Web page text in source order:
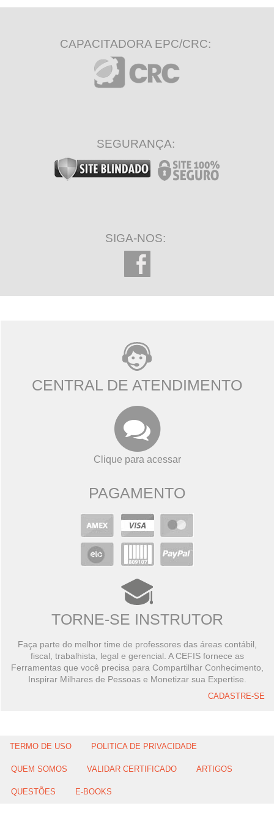
CAPACITADORA EPC/CRC:
SEGURANÇA:
SIGA-NOS:
CENTRAL DE ATENDIMENTO
Clique para acessar
PAGAMENTO
TORNE-SE INSTRUTOR
Faça parte do melhor time de professores das áreas contábil,
fiscal, trabalhista, legal e gerencial. A CEFIS fornece as
Ferramentas que você precisa para Compartilhar Conhecimento,
Inspirar Milhares de Pessoas e Monetizar sua Expertise.
CADASTRE-SE
TERMO DE USO POLITICA DE PRIVACIDADE
QUEM SOMOS VALIDAR CERTIFICADO ARTIGOS
QUESTÕES E-BOOKS